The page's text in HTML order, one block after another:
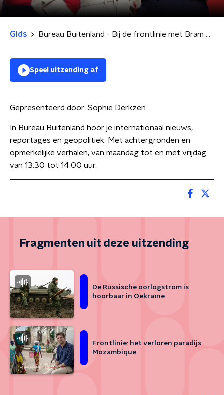
Gids Bureau Buitenland - Bij de frontlinie met Bram Vermeulen
Speel uitzending af
Gepresenteerd door: Sophie Derkzen
In Bureau Buitenland hoor je internationaal nieuws,
reportages en geopolitiek. Met achtergronden en
opmerkelijke verhalen, van maandag tot en met vrijdag
van 13.30 tot 14.00 uur.
Fragmenten uit deze uitzending
De Russische oorlogstrom is
hoorbaar in Oekraïne
Frontlinie: het verloren paradijs
Mozambique